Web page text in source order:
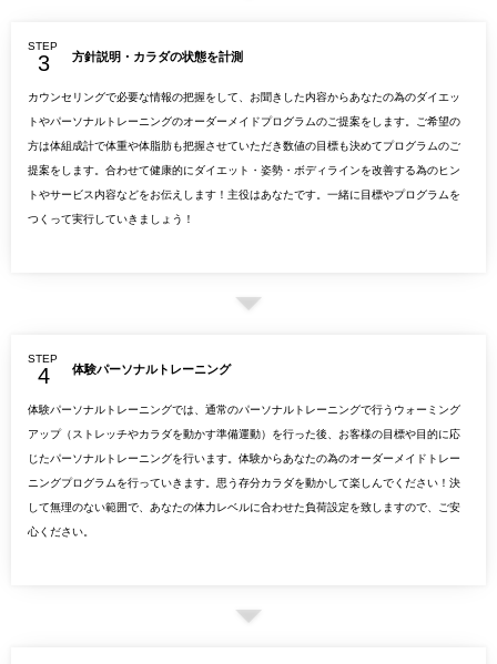
STEP
方針説明・カラダの状態を計測
カウンセリングで必要な情報の把握をして、お聞きした内容からあなたの為のダイエッ
トやパーソナルトレーニングのオーダーメイドプログラムのご提案をします。ご希望の
方は体組成計で体重や体脂肪も把握させていただき数値の目標も決めてプログラムのご
提案をします。合わせて健康的にダイエット・姿勢・ボディラインを改善する為のヒン
トやサービス内容などをお伝えします！主役はあなたです。一緒に目標やプログラムを
つくって実行していきましょう！
STEP
体験パーソナルトレーニング
体験パーソナルトレーニングでは、通常のパーソナルトレーニングで行うウォーミング
アップ（ストレッチやカラダを動かす準備運動）を行った後、お客様の目標や目的に応
じたパーソナルトレーニングを行います。体験からあなたの為のオーダーメイドトレー
ニングプログラムを行っていきます。思う存分カラダを動かして楽しんでください！決
して無理のない範囲で、あなたの体力レベルに合わせた負荷設定を致しますので、ご安
心ください。